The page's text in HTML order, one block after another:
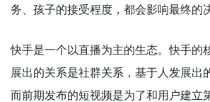
务、孩子的接受程度，都会影响最终的
快手是一个以直播为主的生态。快手的
展出的关系是社群关系，基于人发展出
而前期发布的短视频是为了和用户建立